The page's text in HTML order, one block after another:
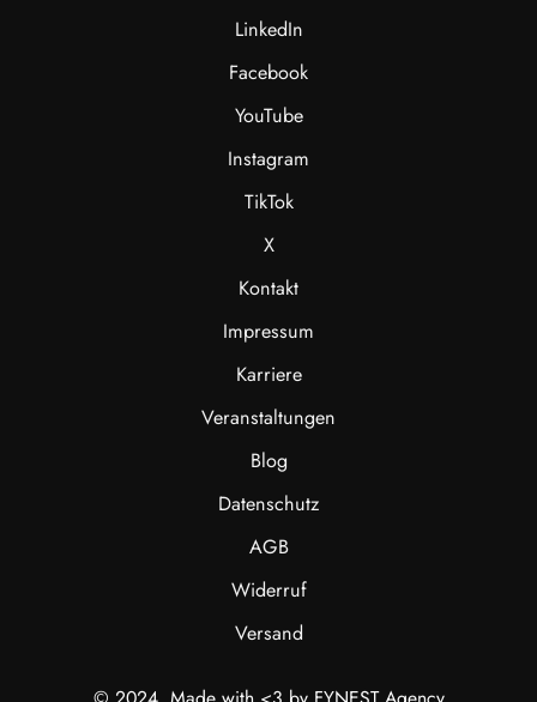
LinkedIn
Facebook
YouTube
Instagram
TikTok
X
Kontakt
Impressum
Karriere
Veranstaltungen
Blog
Datenschutz
AGB
Widerruf
Versand